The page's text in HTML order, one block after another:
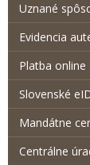
Uznané
Evidencia
Platba online
Slovenské
Mandátne
Centrálne